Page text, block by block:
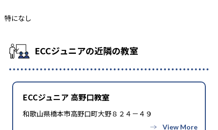
特になし
ECCジュニアの近隣の教室
ECCジュニア 高野口教室
和歌山県橋本市高野口町大野８２４－４９